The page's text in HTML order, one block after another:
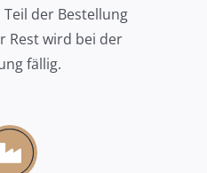
der Bestellung
Rest wird bei der
fällig.